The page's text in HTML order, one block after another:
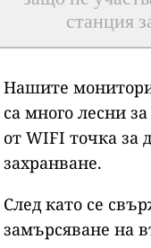
станция
Нашите
са много лесни
от WIFI точка за
захранване.
След като се
замърсяване на